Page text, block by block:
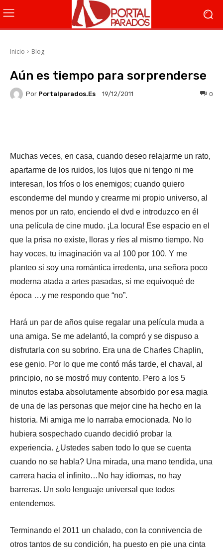
Inicio Blog
Aún es tiempo para sorprenderse
Por Portalparados.es 19/12/2011 0
Muchas veces, en casa, cuando deseo relajarme un rato,
apartarme de los ruidos, los lujos que ni tengo ni me
interesan, los fríos o los enemigos; cuando quiero
esconderme del mundo y crearme mi propio universo, al
menos por un rato, enciendo el dvd e introduzco en él
una película de cine mudo. ¡La locura! Ese espacio en el
que la prisa no existe, lloras y ríes al mismo tiempo. No
hay voces, tu imaginación va al 100 por 100. Y me
planteo si soy una romántica irredenta, una señora poco
moderna atada a artes pasadas, si me equivoqué de
época …y me respondo que “no”.
Hará un par de años quise regalar una película muda a
una amiga. Se me adelantó, la compró y se dispuso a
disfrutarla con su sobrino. Era una de Charles Chaplin,
ese genio. Por lo que me contó más tarde, el chaval, al
principio, no se mostró muy contento. Pero a los 5
minutos estaba absolutamente absorbido por esa magia
de una de las personas que mejor cine ha hecho en la
historia. Mi amiga me lo narraba emocionada. No lo
hubiera sospechado cuando decidió probar la
experiencia. ¿Ustedes saben todo lo que se cuenta
cuando no se habla? Una mirada, una mano tendida, una
carrera hacia el infinito…No hay idiomas, no hay
barreras. Un solo lenguaje universal que todos
entendemos.
Terminando el 2011 un chalado, con la connivencia de
otros tantos de su condición, ha puesto en pie una cinta